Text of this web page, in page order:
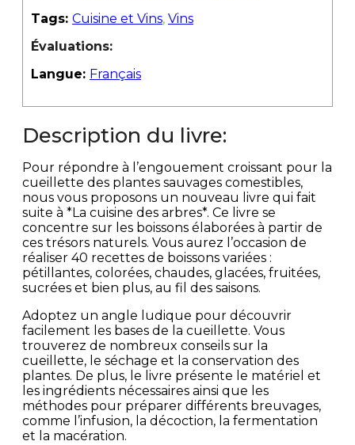
Tags: Cuisine et Vins, Vins
Évaluations:
Langue: Français
Description du livre:
Pour répondre à l’engouement croissant pour la
cueillette des plantes sauvages comestibles,
nous vous proposons un nouveau livre qui fait
suite à *La cuisine des arbres*. Ce livre se
concentre sur les boissons élaborées à partir de
ces trésors naturels. Vous aurez l’occasion de
réaliser 40 recettes de boissons variées :
pétillantes, colorées, chaudes, glacées, fruitées,
sucrées et bien plus, au fil des saisons.
Adoptez un angle ludique pour découvrir
facilement les bases de la cueillette. Vous
trouverez de nombreux conseils sur la
cueillette, le séchage et la conservation des
plantes. De plus, le livre présente le matériel et
les ingrédients nécessaires ainsi que les
méthodes pour préparer différents breuvages,
comme l’infusion, la décoction, la fermentation
et la macération.